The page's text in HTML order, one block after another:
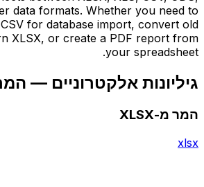
data formats. Whether you need to
for database import, convert old
XLSX, or create a PDF report from
your spreadsheet.
גיליונות אלקטרוניים —
המר מ-XLSX
xlsx